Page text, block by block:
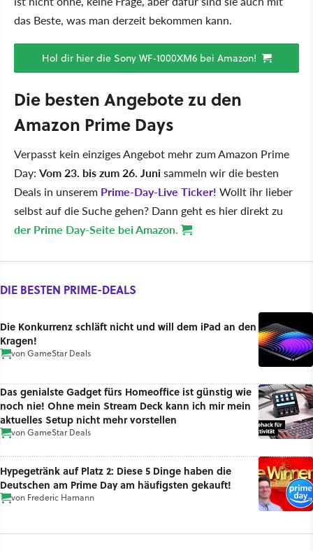
das Beste, was man derzeit bekommen kann.
Hol dir hier die Sony WF-1000XM6 bei Amazon!
Die besten Angebote zu den
Amazon Prime Days
Verpasst kein einziges Angebot mehr zum Amazon Prime
Day: Vom 23. bis zum 26. Junisammeln wir die besten
Deals in unserem Prime-Day-Live Ticker! Wollt ihr lieber
selbst auf die Suche gehen? Dann geht es hier direkt zu
der Prime Day-Seite bei Amazon.
DIE BESTEN PRIME-DEALS
Die Konkurrenz schläft nicht und will dem iPad an den
Kragen!
vonGameStar Deals
Das genialste Gadget fürs Homeoffice ist günstig wie
noch nie! Ohne mein Stream Deck kann ich mir mein
aktuelles Setup nicht mehr vorstellen
vonGameStar Deals
Hypegetränk auf Platz 2: Diese 5 Dinge haben die
Deutschen am Prime Day am häufigsten gekauft!
von Frederic Hamann